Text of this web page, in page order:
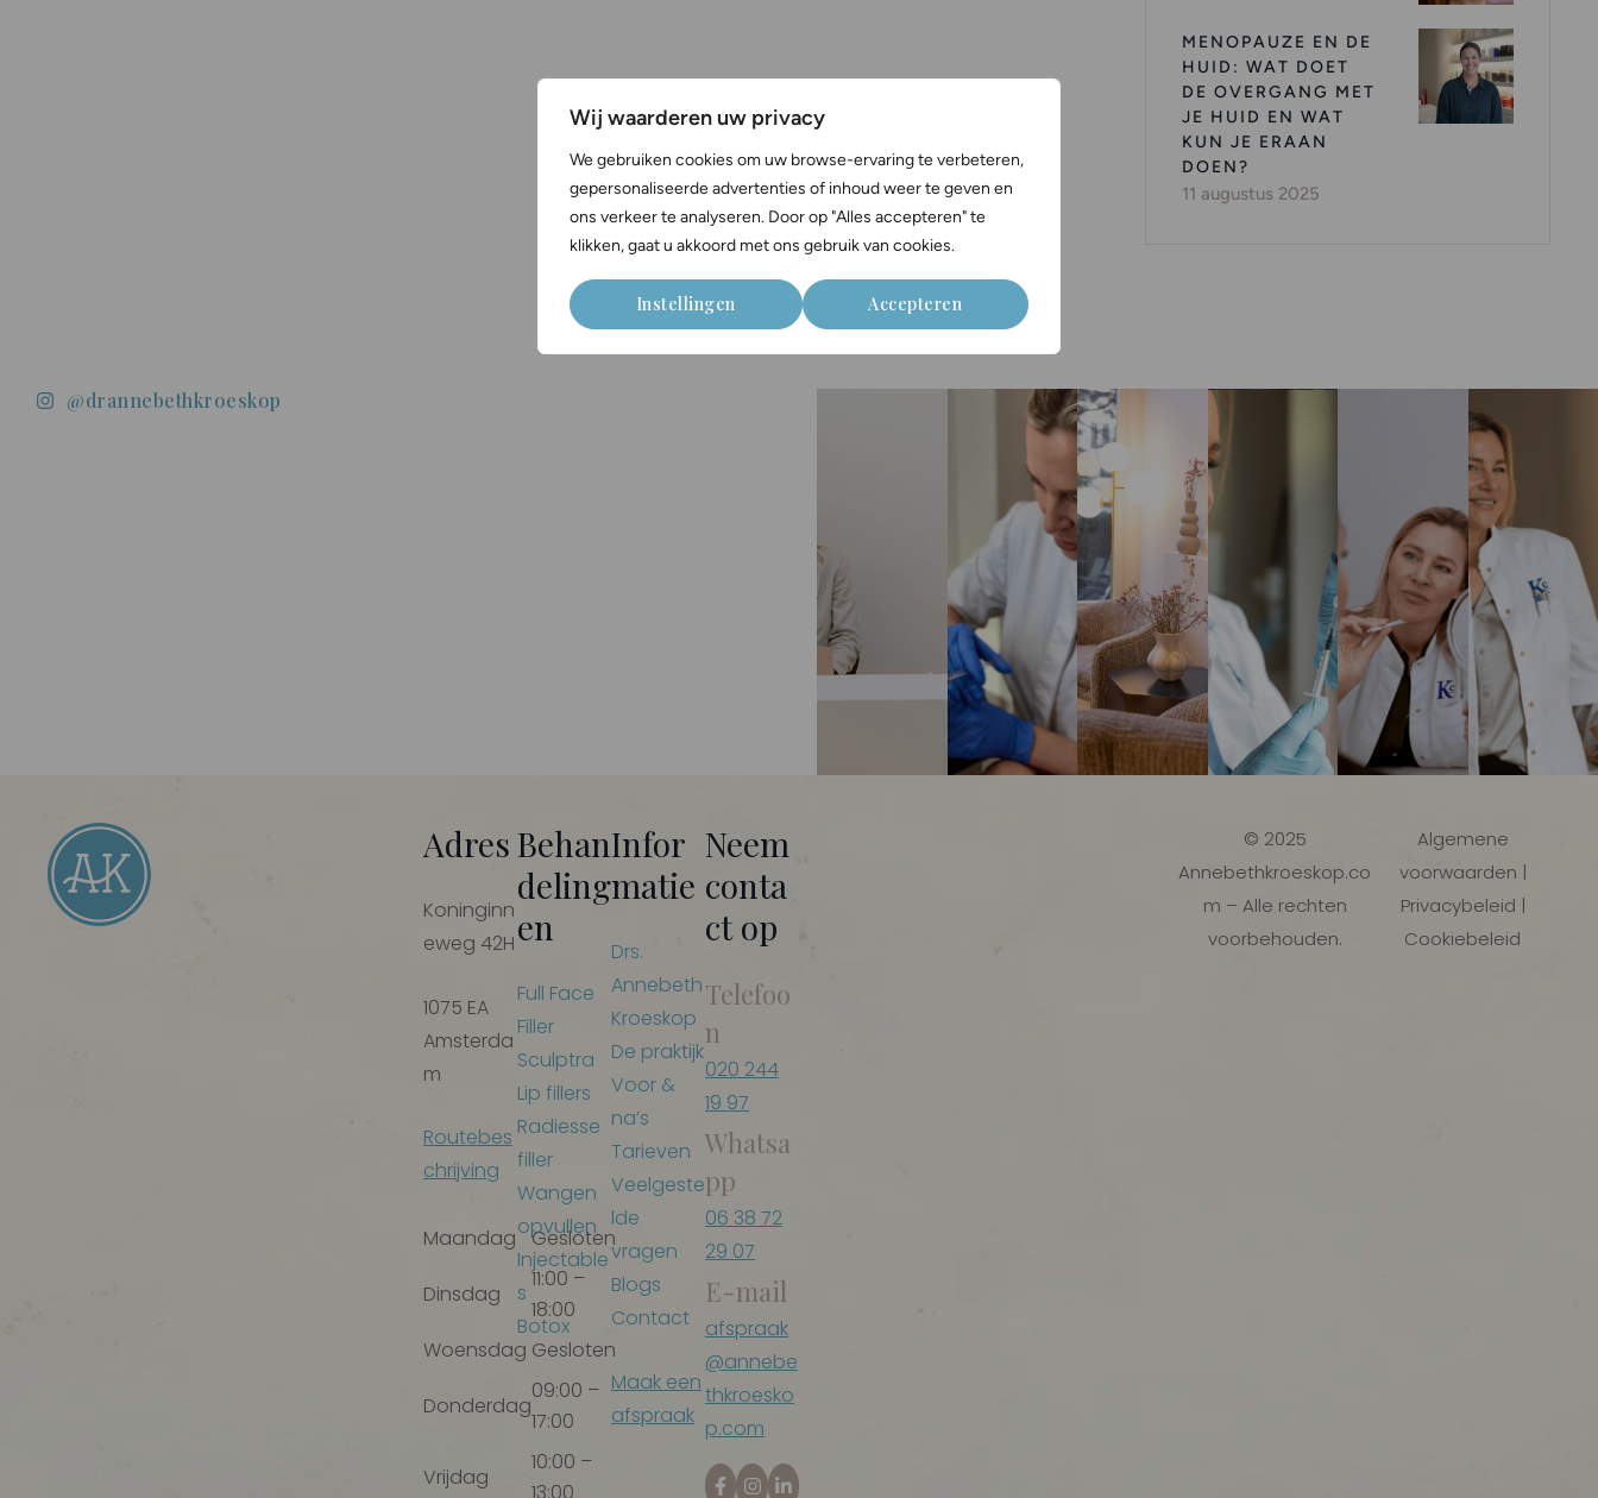
Wij waarderen uw privacy
We gebruiken cookies om uw browse-ervaring te verbeteren,
gepersonaliseerde advertenties of inhoud weer te geven en
ons verkeer te analyseren. Door op "Alles accepteren" te
klikken, gaat u akkoord met ons gebruik van cookies.
Instellingen Accepteren
MENOPAUZE EN DE
HUID: WAT DOET
DE OVERGANG MET
JE HUID EN WAT
KUN JE ERAAN
DOEN?
11 augustus 2025
@drannebethkroeskop
Adres
Koninginn
eweg 42H
1075 EA
Amsterda
m
Routebes
chrijving
Maandag Gesloten
Dinsdag
11:00 –
18:00
Woensdag Gesloten
Donderdag
09:00 –
17:00
Vrijdag
10:00 –
Behan
deling
en
Full Face
Filler
Sculptra
Lip fillers
Radiesse
filler
Wangen
opvullen
Injectable
s
Botox
Infor
matie
Drs.
Annebeth
Kroeskop
De praktijk
Voor &
na’s
Tarieven
Veelgeste
lde
vragen
Blogs
Contact
Maak een
afspraak
Neem
conta
ct op
Telefoo
n
020 244
19 97
Whatsa
pp
06 38 72
29 07
E-mail
afspraak
@annebe
thkroesko
p.com
© 2025
Annebethkroeskop.co
m – Alle rechten
voorbehouden.
Algemene
voorwaarden |
Privacybeleid |
Cookiebeleid